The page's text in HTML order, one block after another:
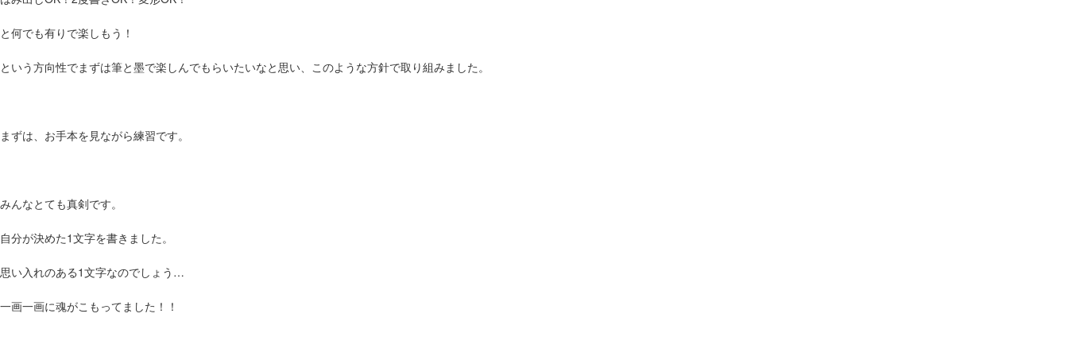
と何でも有りで楽しもう！
という方向性でまずは筆と墨で楽しんでもらいたいなと思い、このような方針で取り組みました。
まずは、お手本を見ながら練習です。
みんなとても真剣です。
自分が決めた1文字を書きました。
思い入れのある1文字なのでしょう…
一画一画に魂がこもってました！！